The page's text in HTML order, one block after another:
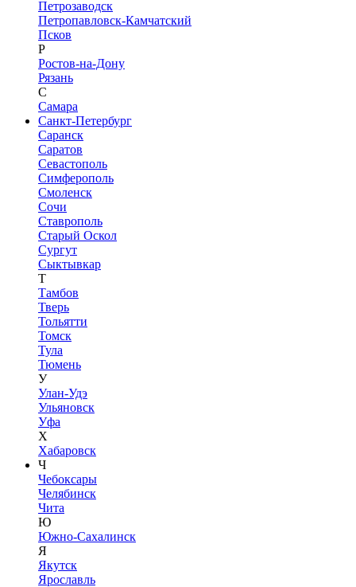
Петрозаводск
Петропавловск-Камчатский
Псков
Р
Ростов-на-Дону
Рязань
С
Самара
Санкт-Петербург
Саранск
Саратов
Севастополь
Симферополь
Смоленск
Сочи
Ставрополь
Старый Оскол
Сургут
Сыктывкар
Т
Тамбов
Тверь
Тольятти
Томск
Тула
Тюмень
У
Улан-Удэ
Ульяновск
Уфа
Х
Хабаровск
Ч
Чебоксары
Челябинск
Чита
Ю
Южно-Сахалинск
Я
Якутск
Ярославль